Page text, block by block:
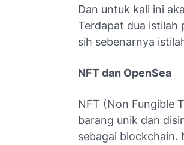
Dan untuk kali ini
Terdapat dua istilah
sih sebenarnya
NFT dan OpenSea
NFT (Non Fungible
barang unik dan
sebagai blockchain.